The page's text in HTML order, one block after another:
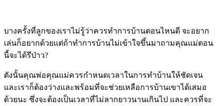
บางครั้งที่ลูกของเราไม่รู้ว่าควรทำการบ้านตอนไหนดี จะอยาก
เล่นก็อยากด้วยแต่ถ้าทำการบ้านไม่เข้าใจขึ้นมาถามคุณแม่ตอน
นี้จะได้รึป่าว?
ดังนั้นคุณพ่อคุณแม่ควรกำหนดเวลาในการทำบ้านให้ชัดเจน
และเราก็ต้องว่างและพร้อมที่จะช่วยเหลือการบ้านเขาได้เสมอ
ด้วยนะ ซึ่งจะต้องเป็นเวลาที่ไม่ลากยาวนานเกินไป และควรที่จะ